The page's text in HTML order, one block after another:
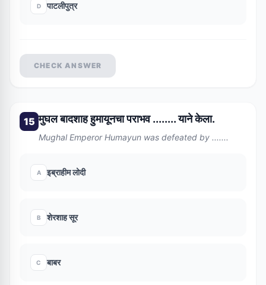
D पाटलीपुत्र
CHECK ANSWER
15 मुघल बादशाह हुमायूनचा पराभव ........ याने केला.
Mughal Emperor Humayun was defeated by .......
A इब्राहीम लोदी
B शेरशाह सूर
C बाबर